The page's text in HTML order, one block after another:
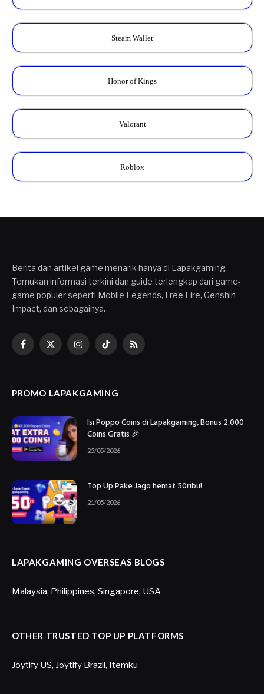
Steam Wallet
Honor of Kings
Valorant
Roblox
Berita dan artikel game menarik hanya di Lapakgaming.
Temukan informasi terkini dan guide terlengkap dari game-
game populer seperti Mobile Legends, Free Fire, Genshin
Impact, dan sebagainya.
Facebook
X
InstagramTikTokRSS
PROMO LAPAKGAMING
Isi Poppo Coins di Lapakgaming, Bonus 2.000
Coins Gratis 🎉
25/05/2026
Top Up Pake Jago hemat 50ribu!
21/05/2026
LAPAKGAMING OVERSEAS BLOGS
Malaysia, Philippines, Singapore, USA
OTHER TRUSTED TOP UP PLATFORMS
Joytify US, Joytify Brazil, Itemku